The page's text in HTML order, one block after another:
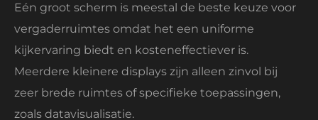
Eén groot scherm is meestal de beste keuze voor
vergaderruimtes omdat het een uniforme
kijkervaring biedt en kosteneffectiever is.
Meerdere kleinere displays zijn alleen zinvol bij
zeer brede ruimtes of specifieke toepassingen,
zoals datavisualisatie.